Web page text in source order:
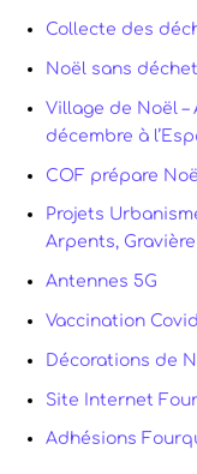
Collecte des
Noël sans
Village de Noël –
décembre à
COF prépare
Projets
Arpents,
Antennes 5G
Vaccination Covid
Décorations de
Site Internet
Adhésions